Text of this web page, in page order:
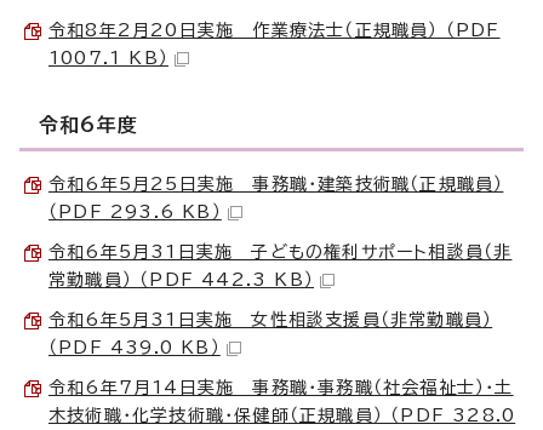
令和8年2月20日実施 作業療法士（正規職員） （PDF
1007.1 KB）
令和6年度
令和6年5月25日実施 事務職・建築技術職（正規職員）
（PDF 293.6 KB）
令和6年5月31日実施 子どもの権利サポート相談員（非
常勤職員） （PDF 442.3 KB）
令和6年5月31日実施 女性相談支援員（非常勤職員）
（PDF 439.0 KB）
令和6年7月14日実施 事務職・事務職（社会福祉士）・土
木技術職・化学技術職・保健師（正規職員） （PDF 328.0